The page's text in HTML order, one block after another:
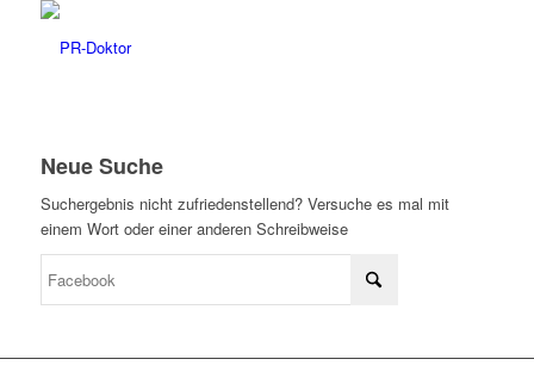
Neue Suche
Suchergebnis nicht zufriedenstellend? Versuche es mal mit
einem Wort oder einer anderen Schreibweise